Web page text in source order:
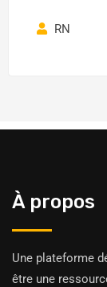
RN
À propos
Une plateforme
être une